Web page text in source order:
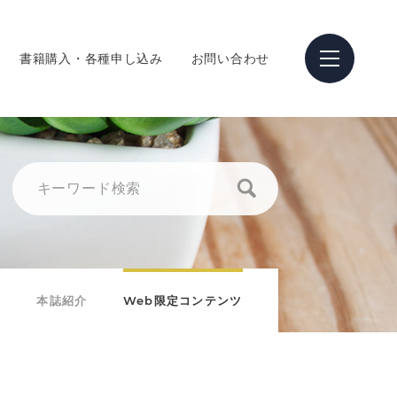
書籍購入・各種申し込み お問い合わせ
本誌紹介 Web限定コンテンツ